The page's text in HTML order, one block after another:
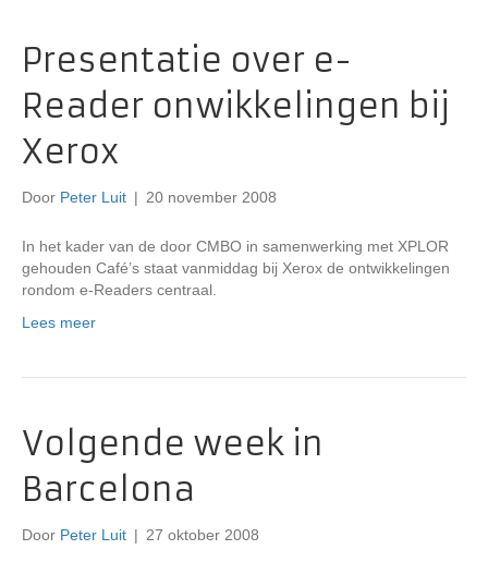
Presentatie over e-
Reader onwikkelingen bij
Xerox
Door Peter Luit | 20 november 2008
In het kader van de door CMBO in samenwerking met XPLOR
gehouden Café’s staat vanmiddag bij Xerox de ontwikkelingen
rondom e-Readers centraal.
Lees meer
Volgende week in
Barcelona
Door Peter Luit | 27 oktober 2008